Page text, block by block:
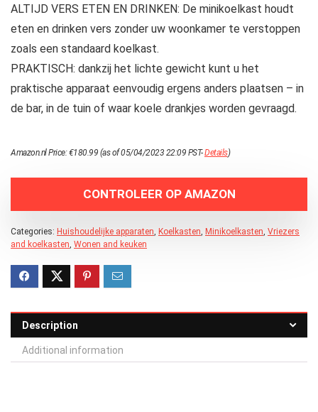
ALTIJD VERS ETEN EN DRINKEN: De minikoelkast houdt
eten en drinken vers zonder uw woonkamer te verstoppen
zoals een standaard koelkast.
PRAKTISCH: dankzij het lichte gewicht kunt u het
praktische apparaat eenvoudig ergens anders plaatsen – in
de bar, in de tuin of waar koele drankjes worden gevraagd.
Amazon.nl Price:€180.99 (as of 05/04/2023 22:09 PST-Details)
CONTROLEER OP AMAZON
Categories: Huishoudelijke apparaten Koelkasten Minikoelkasten Vriezers
and koelkasten Wonen and keuken
Description
Additional information